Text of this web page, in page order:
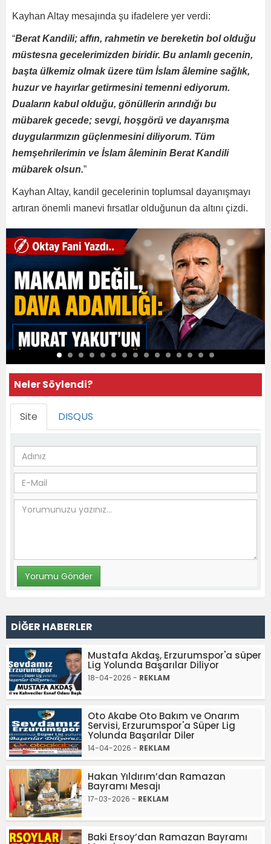
Kayhan Altay mesajında şu ifadelere yer verdi:
“Berat Kandili; affın, rahmetin ve bereketin bol olduğu
müstesna gecelerimizden biridir. Bu anlamlı gecenin,
başta ülkemiz olmak üzere tüm İslam âlemine sağlık,
huzur ve hayırlar getirmesini temenni ediyorum.
Duaların kabul olduğu, gönüllerin arındığı bu
mübarek gecede; sevgi, hoşgörü ve dayanışma
duygularımızın güçlenmesini diliyorum. Tüm
hemşehrilerimin ve İslam âleminin Berat Kandili
mübarek olsun.”
Kayhan Altay, kandil gecelerinin toplumsal dayanışmayı
artıran önemli manevi fırsatlar olduğunun da altını çizdi.
Neler Söylendi?
Site DISQUS
DİĞER HABERLER
Mustafa Akdaş, Erzurumspor'a süper
Lig Yolunda Başarılar Diliyor
18-04-2026 - REKLAM
Oto Akabe Oto Bakım ve Onarım
Servisi, Erzurumspor'a Süper Lig
Yolunda Başarılar Diler
14-04-2026 - REKLAM
Hakan Yıldırım’dan Ramazan
Bayramı Mesajı
17-03-2026 - REKLAM
Baki Ersoy’dan Ramazan Bayramı